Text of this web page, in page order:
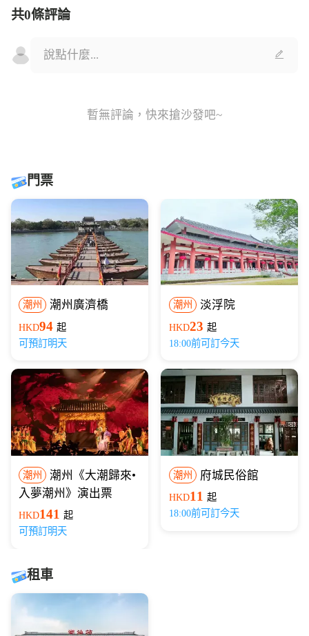
共0條評論
暫無評論，快來搶沙發吧~
門票
潮州 潮州廣濟橋
HKD94 起
可預訂明天
潮州
潮州《大潮歸來•
入夢潮州》演出票
HKD141 起
可預訂明天
潮州 淡浮院
HKD23 起
18:00前可訂今天
潮州 府城民俗館
HKD11 起
18:00前可訂今天
租車